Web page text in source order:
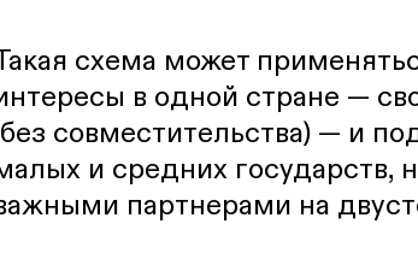
схема может
в одной стране —
совместительства) — и
и средних государств,
партнерами на